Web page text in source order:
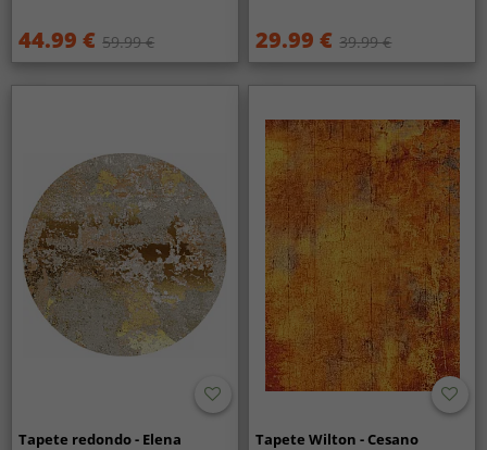
44.99 € 59.99 € 29.99 € 39.99 €
Tapete redondo - Elena
Tapete Wilton - Cesano